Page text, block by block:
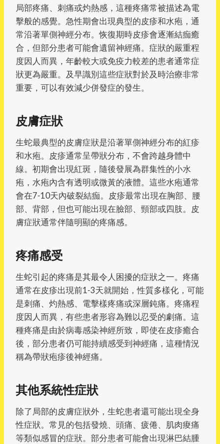
局部疼痛、刺痛或灼熱感，這種疼痛常被描述為電
擊般的感覺。急性期會出現典型的皮疹和水疱，通
常沿著單側神經分布。恢復期時皮疹會逐漸結痂癒
合，但部分患者可能會遺留神經痛。症狀的嚴重程
度因人而異，年齡較大或免疫力較差的患者通常症
狀更為嚴重。及早識別這些症狀對於及時治療非常
重要，可以有效減少併發症的發生。
皮膚症狀
生蛇最典型的皮膚症狀是沿著單側神經分布的紅疹
和水疱。皮疹通常呈帶狀分布，不會跨越身體中
線。初期會出現紅斑，隨後發展為群集性的小水
疱，水疱內含有透明或微黃的液體。這些水疱通常
會在7-10天內破裂結痂。皮疹最常出現在胸部、腰
部、背部，但也可能出現在臉部、頸部或四肢。皮
膚症狀通常伴隨明顯的疼痛感。
疼痛感受
生蛇引起的疼痛是其最令人困擾的症狀之一。疼痛
通常在皮疹出現前1-3天就開始，性質多樣化，可能
是刺痛、灼熱感、電擊樣疼痛或深層鈍痛。疼痛程
度因人而異，有些患者形容為難以忍受的劇痛。這
種疼痛是由於病毒感染神經所致，即使在皮疹癒合
後，部分患者仍可能持續感受到神經痛，這種情況
稱為帶狀疱疹後神經痛。
其他系統性症狀
除了局部的皮膚症狀外，生蛇患者還可能出現全身
性症狀。常見的包括發燒、頭痛、疲倦、肌肉痠痛
等類似感冒的症狀。部分患者可能會出現淋巴結腫